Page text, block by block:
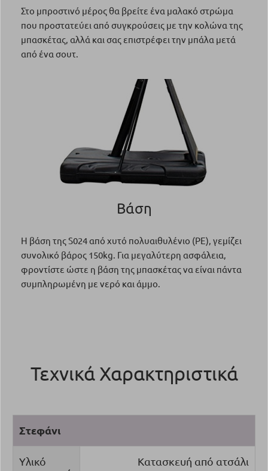
Στο μπροστινό μέρος θα βρείτε ένα μαλακό στρώμα
που προστατεύει από συγκρούσεις με την κολώνα της
μπασκέτας, αλλά και σας επιστρέφει την μπάλα μετά
από ένα σουτ.
Βάση
Η βάση της S024 από χυτό πολυαιθυλένιο (PE), γεμίζει
συνολικό βάρος 150kg. Για μεγαλύτερη ασφάλεια,
φροντίστε ώστε η βάση της μπασκέτας να είναι πάντα
συμπληρωμένη με νερό και άμμο.
Τεχνικά Χαρακτηριστικά
Στεφάνι
Υλικό
Κατασκευή από ατσάλι